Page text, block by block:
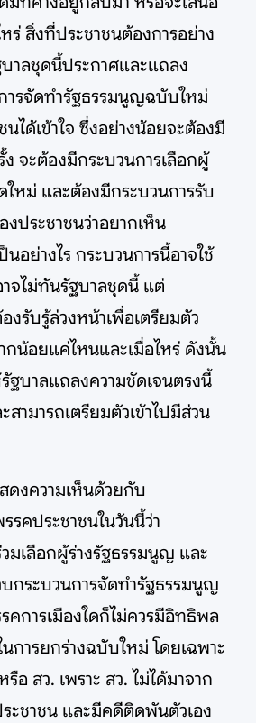
ร่ สิ่งที่ประชาชนต้องการอย่าง
าลชุดนี้ประกาศและแถลง
ารจัดทำรัฐธรรมนูญฉบับใหม่
ได้เข้าใจ ซึ่งอย่างน้อยจะต้องมี
จะต้องมีกระบวนการเลือกผู้
หม่ และต้องมีกระบวนการรับ
ประชาชนว่าอยากเห็น
อย่างไร กระบวนการนี้อาจใช้
าจไม่ทันรัฐบาลชุดนี้ แต่
งรับรู้ล่วงหน้าเพื่อเตรียมตัว
กน้อยแค่ไหนและเมื่อไหร่ ดังนั้น
ฐบาลแถลงความชัดเจนตรงนี้
สามารถเตรียมตัวเข้าไปมีส่วน
ดงความเห็นด้วยกับ
คประชาชนในวันนี้ว่า
มเลือกผู้ร่างรัฐธรรมนูญ และ
บกระบวนการจัดทำรัฐธรรมนูญ
คการเมืองใดก็ไม่ควรมีอิทธิพล
การยกร่างฉบับใหม่ โดยเฉพาะ
อ สว. เพราะ สว. ไม่ได้มาจาก
ะชาชน และมีคดีติดพันตัวเอง